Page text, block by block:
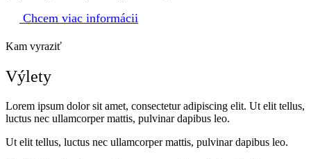
Chcem viac informácii
Kam vyraziť
Výlety
Lorem ipsum dolor sit amet, consectetur adipiscing elit. Ut elit tellus,
luctus nec ullamcorper mattis, pulvinar dapibus leo.
Ut elit tellus, luctus nec ullamcorper mattis, pulvinar dapibus leo.